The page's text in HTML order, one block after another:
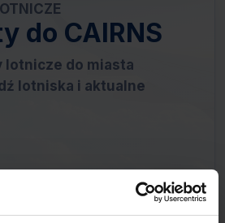
do CAIRNS
lotnicze do miasta
lotniska i aktualne
znajdziesz ofertę lotów do